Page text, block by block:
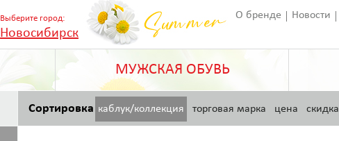
Выберите город:
Новосибирск
О бренде Новости
МУЖСКАЯ ОБУВЬ
Сортировка каблук/коллекция торговая марка цена скидка